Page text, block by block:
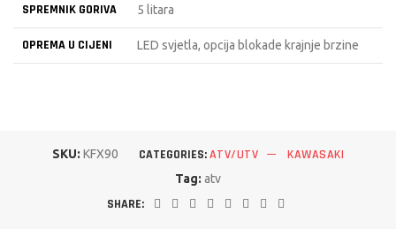
SPREMNIK GORIVA 5 litara
OPREMA U CIJENI LED svjetla, opcija blokade krajnje brzine
SKU: KFX90 CATEGORIES:ATV/UTV KAWASAKI
Tag: atv
SHARE: